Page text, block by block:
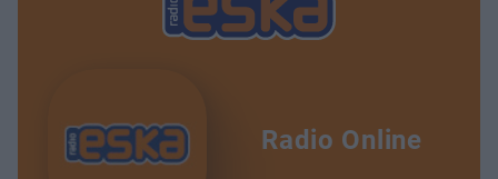
Radio Online